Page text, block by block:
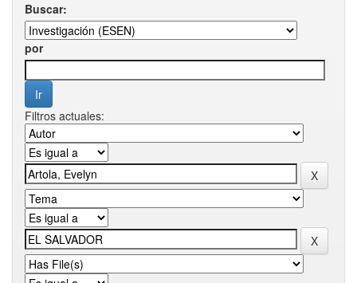
Buscar:
por
Filtros actuales: